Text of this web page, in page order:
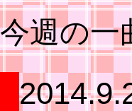
今週の一